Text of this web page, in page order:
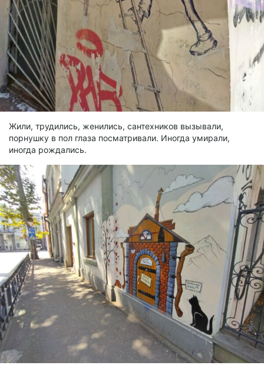
Жили, трудились, женились, сантехников вызывали,
порнушку в пол глаза посматривали. Иногда умирали,
иногда рождались.